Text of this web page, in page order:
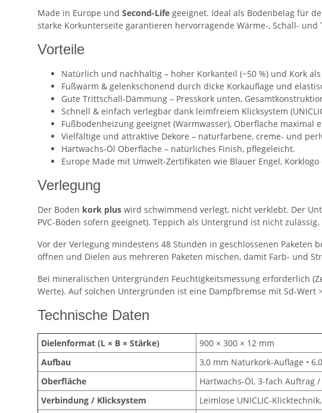
Made in Europe und Second-Life geeignet. Ideal als Bodenbelag für
starke Korkunterseite garantieren hervorragende Wärme-, Schall-
Vorteile
Natürlich und nachhaltig – hoher Korkanteil (~50 %) und Kork
Fußwarm & gelenkschonend durch dicke Korkauflage und
Gute Trittschall-Dämmung – Presskork unten,
Schnell & einfach verlegbar dank leimfreiem Klicksystem
Fußbodenheizung geeignet (Warmwasser), Oberfläche maximal
Vielfältige und attraktive Dekore – naturfarbene, creme- und
Hartwachs-Öl Oberfläche – natürliches Finish, pflegeleicht.
Europe Made mit Umwelt-Zertifikaten wie Blauer Engel, Korklogo
Verlegung
Der Boden kork plus wird schwimmend verlegt, nicht verklebt. Der
PVC-Böden sofern geeignet). Teppich als Untergrund ist nicht
Vor der Verlegung mindestens 48 Stunden in geschlossenen Paketen
öffnen und Dielen aus mehreren Paketen mischen, damit Farb- und
Bei mineralischen Untergründen Feuchtigkeitsmessung erforderlich
Werte). Auf solchen Untergründen ist eine Dampfbremse mit Sd-
Technische Daten
Dielenformat (L × B × Stärke)
900 × 300 × 12 mm
Aufbau
3,0 mm Naturkork-Auflage •
Oberfläche
Hartwachs-Öl, 3-fach Auftrag
Verbindung / Klicksystem
Leimlose UNICLIC-